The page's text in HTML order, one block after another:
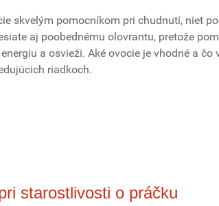
skvelým pomocníkom pri chudnutí, niet
aj poobednému olovrantu, pretože
a osvieži. Aké ovocie je vhodné a čo
riadkoch.
starostlivosti o práčku